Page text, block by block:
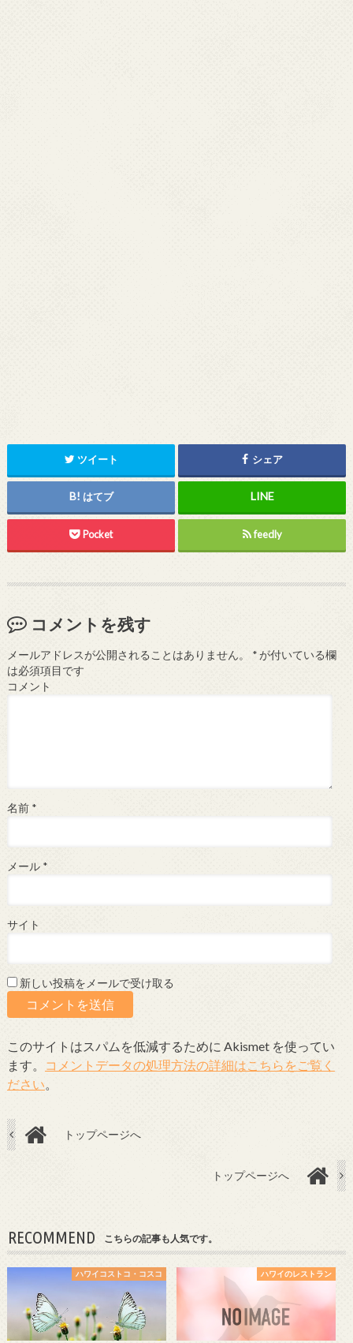
ツイート シェア
はてブ
Pocket feedly
コメントを残す
メールアドレスが公開されることはありません。 *が付いている欄
は必須項目です
コメント
名前 *
メール *
サイト
新しい投稿をメールで受け取る
このサイトはスパムを低減するために Akismet を使ってい
ます。
コメントデータの処理方法の詳細はこちらをご覧く
ださい
トップページへ
トップページへ
RECOMMEND こちらの記事も人気です。
ハワイコストコ・コスコ ハワイのレストラン